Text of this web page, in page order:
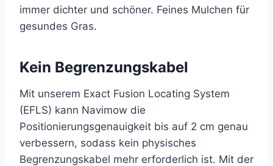
immer dichter und schöner. Feines Mulchen für
gesundes Gras.
Kein Begrenzungskabel
Mit unserem Exact Fusion Locating System
(EFLS) kann Navimow die
Positionierungsgenauigkeit bis auf 2 cm genau
verbessern, sodass kein physisches
Begrenzungskabel mehr erforderlich ist. Mit der